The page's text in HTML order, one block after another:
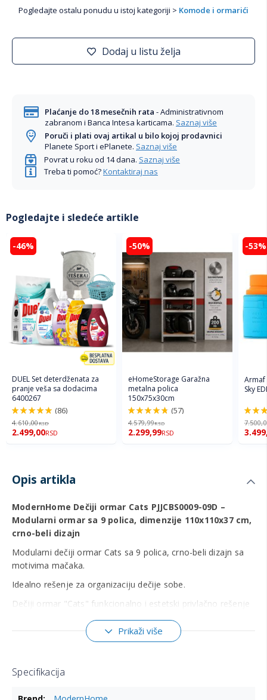
Pogledajte ostalu ponudu u istoj kategoriji > Komode i ormarići
Dodaj u listu želja
Plaćanje do 18 mesečnih rata - Administrativnom
zabranom i Banca Intesa karticama. Saznaj više
Poruči i plati ovaj artikal u bilo kojoj prodavnici
Planete Sport i ePlanete. Saznaj više
Povrat u roku od 14 dana. Saznaj više
Treba ti pomoć?Kontaktiraj nas
Pogledajte i sledeće artikle
-46%
DUEL Set deterdženata za
pranje veša sa dodacima
6400267
98%
(86)
4.610,00RSD
2.499,00RSD
-50%
eHomeStorage Garažna
metalna polica
150x75x30cm
96%
(57)
4.579,99RSD
2.299,99RSD
-53%
Armaf
Sky
94%
Opis artikla
ModernHome Dečiji ormar Cats PJJCBS0009-09D –
Modularni ormar sa 9 polica, dimenzije 110x110x37 cm,
crno-beli dizajn
Modularni dečiji ormar Cats sa 9 polica, crno-beli dizajn sa
motivima mačaka.
Idealno rešenje za organizaciju dečije sobe.
Dečiji ormar "Cats" funkcionalno i estetski privlačno rešenje
Sa 9 modularnih polica dimenzija 35x35 cm, pruža dovoljno
Crno-beli dizajn sa simpatičnim motivima mačaka unosi
vedrinu i šarm u prostor.
Prikaži više
Specifikacija